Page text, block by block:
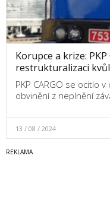
Korupce a krize:
restrukturalizaci
PKP CARGO se ocitlo
obvinění z neplnění
13 / 08 / 2024